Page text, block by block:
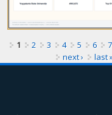
1 2 3 4 5 6 7
next ›
last